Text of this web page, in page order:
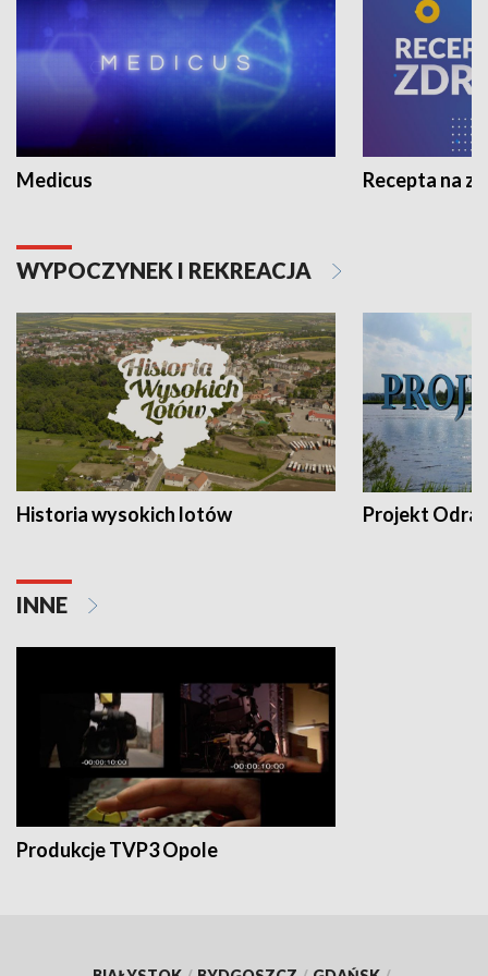
Medicus Recepta na
WYPOCZYNEK I REKREACJA
Historia wysokich lotów Projekt Odra
INNE
Produkcje TVP3 Opole